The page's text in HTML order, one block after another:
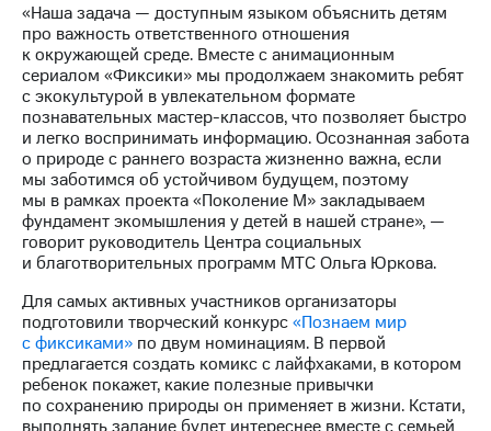
акционера
Акционерный
капитал
Контроль
и
аудит
Рынок
акций
Описание
Программа
приобретения
Порядок
выкупа
акций
Дивиденды
Рынок
облигаций
Описание
«Наша задача — доступным языком объяснить детям
про важность ответственного отношения
к окружающей среде. Вместе с анимационным
сериалом «Фиксики» мы продолжаем знакомить ребят
с экокультурой в увлекательном формате
познавательных мастер-классов, что позволяет быстро
и легко воспринимать информацию. Осознанная забота
о природе с раннего возраста жизненно важна, если
мы заботимся об устойчивом будущем, поэтому
мы в рамках проекта «Поколение М» закладываем
фундамент экомышления у детей в нашей стране», —
говорит руководитель Центра социальных
и благотворительных программ МТС Ольга Юркова.
Для самых активных участников организаторы
подготовили творческий конкурс«Познаем мир
с фиксиками» по двум номинациям. В первой
предлагается создать комикс с лайфхаками, в котором
ребенок покажет, какие полезные привычки
по сохранению природы он применяет в жизни. Кстати,